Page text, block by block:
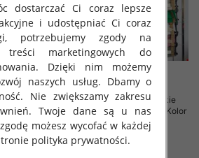
Kolor
Spódnice damskie (Włoskie
produkt) Roz Standard, Mix Kolor
Paczka 5 szt
35.00 zł
dostarczać Ci coraz lepsze
i udostępniać Ci coraz
potrzebujemy zgody na
treści marketingowych do
Dzięki nim możemy
naszych usług. Dbamy o
Nie zwiększamy zakresu
Twoje dane są u nas
możesz wycofać w każdej
polityka prywatności.